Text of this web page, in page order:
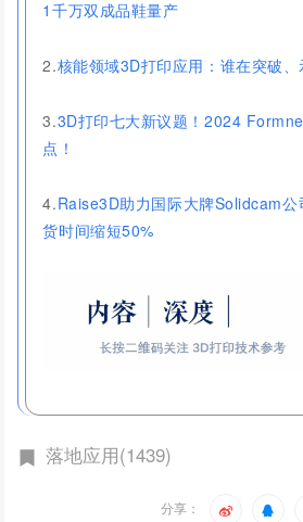
1千万双成品鞋量产
2.核能领域3D打印应用：谁在突破、
3.3D打印七大新议题！2024
点！
4.Raise3D助力国际大牌Solidcam
货时间缩短50%
落地应用(1439)
分享：